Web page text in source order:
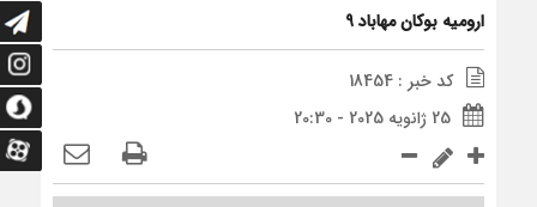
ارومیه بوکان مهاباد 9
کد خبر : 18454
25 ژانویه 2025 - 20:30